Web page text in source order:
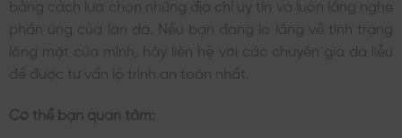
bằng cách lựa chọn những địa chỉ uy tín và luôn lắng nghe
phản ứng của làn da. Nếu bạn đang lo lắng về tình trạng
lông mặt của mình, hãy liên hệ với các chuyên gia da liễu
để được tư vấn lộ trình an toàn nhất.
Có thể bạn quan tâm: